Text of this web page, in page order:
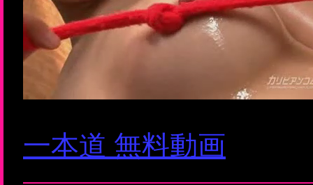
一本道 無料動画